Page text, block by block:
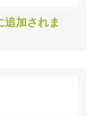
追加されま